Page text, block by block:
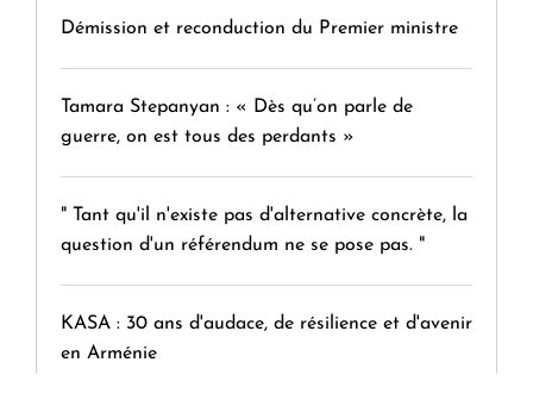
Démission et reconduction du Premier ministre
Tamara Stepanyan : « Dès qu’on parle de
guerre, on est tous des perdants »
" Tant qu'il n'existe pas d'alternative concrète, la
question d'un référendum ne se pose pas. "
KASA : 30 ans d'audace, de résilience et d'avenir
en Arménie